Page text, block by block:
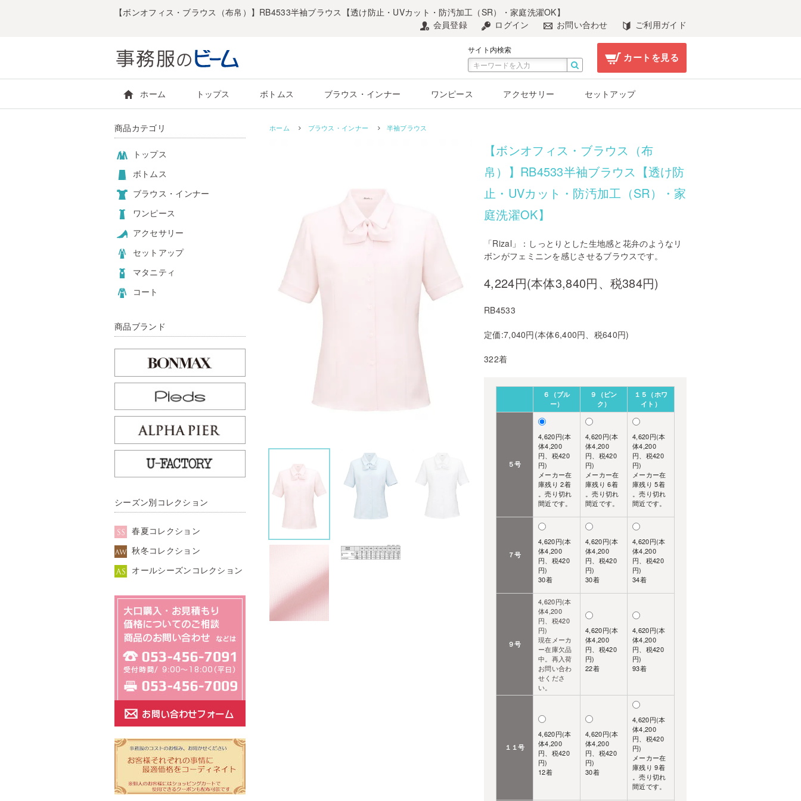
【ボンオフィス・ブラウス（布帛）】RB4533半袖ブラウス【透け防止・UVカット・防汚加工（SR）・家庭洗濯OK】
会員登録
ログイン お問い合わせ ご利用ガイド
サイト内検索
カートを見る
ホーム トップス ボトムス ブラウス・インナー ワンピース アクセサリー セットアップ
ホーム ブラウス・インナー 半袖ブラウス
【ボンオフィス・ブラウス（布
帛）】RB4533半袖ブラウス【透け防
止・UVカット・防汚加工（SR）・家
庭洗濯OK】
「Rizal」：しっとりとした生地感と花弁のようなリ
ボンがフェミニンを感じさせるブラウスです。
4,224円(本体3,840円、税384円)
RB4533
定価:7,040円(本体6,400円、税640円)
322着
６（ブル
ー）
９（ピン
ク）
１５（ホワ
イト）
５号
4,620円(本
体4,200
円、税420
円)
メーカー在
庫残り 2着
。売り切れ
間近です。
4,620円(本
体4,200
円、税420
円)
メーカー在
庫残り 6着
。売り切れ
間近です。
4,620円(本
体4,200
円、税420
円)
メーカー在
庫残り 5着
。売り切れ
間近です。
７号
4,620円(本
体4,200
円、税420
円)
30着
4,620円(本
体4,200
円、税420
円)
30着
4,620円(本
体4,200
円、税420
円)
34着
９号
4,620円(本
体4,200
円、税420
円)
現在メーカ
ー在庫欠品
中。再入荷
お問い合わ
せくださ
い。
4,620円(本
体4,200
円、税420
円)
22着
4,620円(本
体4,200
円、税420
円)
93着
１１号
4,620円(本
体4,200
円、税420
円)
12着
4,620円(本
体4,200
円、税420
円)
30着
4,620円(本
体4,200
円、税420
円)
メーカー在
庫残り 9着
。売り切れ
間近です。
商品カテゴリ
トップス
ボトムス
ブラウス・インナー
ワンピース
アクセサリー
セットアップ
マタニティ
コート
商品ブランド
シーズン別コレクション
春夏コレクション
秋冬コレクション
オールシーズンコレクション